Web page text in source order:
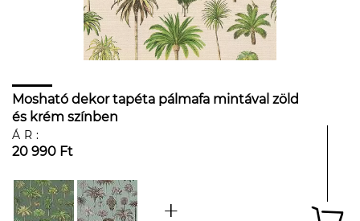
Mosható dekor tapéta pálmafa mintával zöld
és krém színben
ÁR:
20 990 Ft